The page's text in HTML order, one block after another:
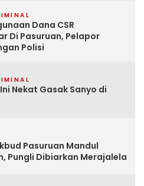
Dana CSR
Di Pasuruan, Pelapor
Polisi
Nekat Gasak Sanyo di
Pasuruan Mandul
Pungli Dibiarkan Merajalela